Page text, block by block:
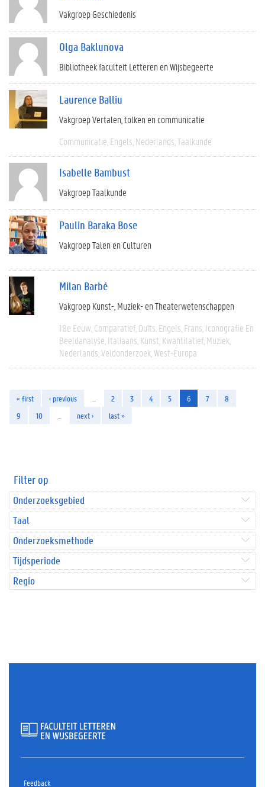
Vakgroep Geschiedenis
Olga Baklunova
Bibliotheek faculteit Letteren en Wijsbegeerte
Laurence Balliu
Vakgroep Vertalen, tolken en communicatie
Communicatie Engels Nederlands Taalkunde
Isabelle Bambust
Vakgroep Taalkunde
Paulin Baraka Bose
Vakgroep Talen en Culturen
Milan Barbé
Vakgroep Kunst-, Muziek- en Theaterwetenschappen
18e Eeuw Comparatief Duits Engels Frans Iconografie En
Beeldanalyse Italiaans Kunst Kwantitatief Muziek
Nederlands Veldonderzoek West-Europa
« first ‹ previous 2 3 4 5 6 7
8
9
10 next › last »
Filter op
Onderzoeksgebied
Taal
Onderzoeksmethode
Tijdsperiode
Regio
Feedback